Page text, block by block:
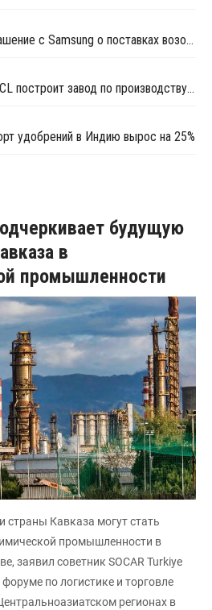
Reliance заключила соглашение с Samsung о поставках возобновляемого аммиака на сумму USD3 млрд
Индийская компания BVFCL построит завод по производству аммиака и мочевины
удобрений в Индию вырос на 25%
будущую
в
промышленности
страны Кавказа могут стать
промышленности в
заявил советник SOCAR Turkiye
по логистике и торговле
регионах в